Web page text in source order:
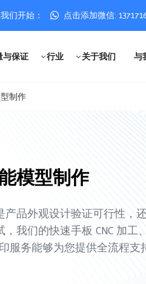
们开始： 点击添加微信:
与保证 行业 关于我们 与
制作
模型制作
品外观设计验证可行性，
我们的快速手板 CNC 加工
服务能够为您提供全流程支